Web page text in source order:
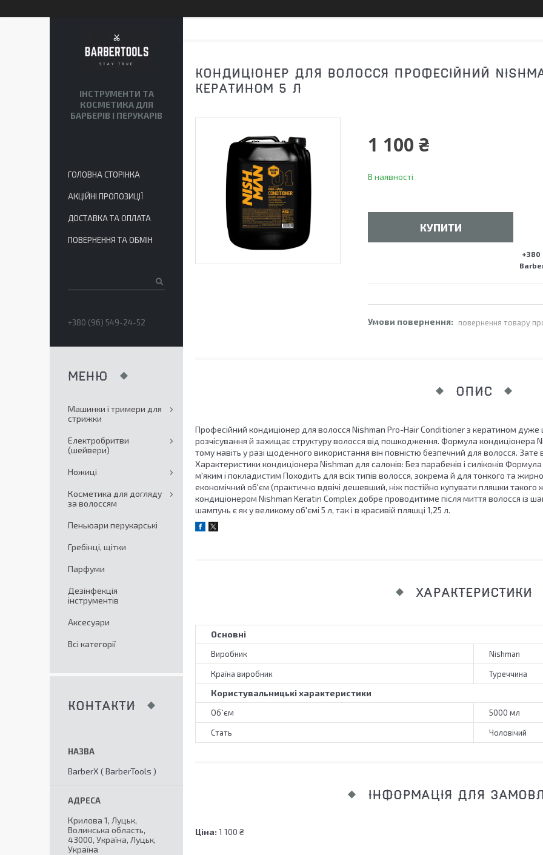
КОНДИЦІОНЕР ДЛЯ ВОЛОССЯ ПРОФЕСІЙНИЙ NISHMAN
КЕРАТИНОМ 5 Л
1 100 ₴
В наявності
КУПИТИ
+380
повернення товару
ОПИС
Професійний кондиціонер для волосся Nishman Pro-Hair Conditioner з кератином
розчісування й захищає структуру волосся від пошкодження. Формула кондиціонера
тому навіть у разі щоденного використання він повністю безпечний для волосся.
Характеристики кондиціонера Nishman для салонів: Без парабенів і силіконів
м'яким і покладистим Походить для всіх типів волосся, зокрема й для тонкого та
економічний об'єм (практично вдвічі дешевший, ніж постійно купувати пляшки
кондиціонером Nishman Keratin Complex добре проводитиме після миття волосся із
шампунь є як у великому об'ємі 5 л, так і в красивій пляшці 1,25 л.
ХАРАКТЕРИСТИКИ
Основні
Виробник Nishman
Країна виробник Туреччина
Користувальницькі характеристики
Об`єм 5000 мл
Стать Чоловічий
ІНФОРМАЦІЯ ДЛЯ
Ціна: 1 100 ₴
ІНСТРУМЕНТИ ТА
КОСМЕТИКА ДЛЯ
БАРБЕРІВ І ПЕРУКАРІВ
ГОЛОВНА СТОРІНКА
АКЦІЙНІ ПРОПОЗИЦІЇ
ДОСТАВКА ТА ОПЛАТА
ПОВЕРНЕННЯ ТА ОБМІН
+380 (96) 549-24-52
Машинки і тримери для
стрижки
Електробритви
(шейвери)
Ножиці
Косметика для догляду
за волоссям
Пеньюари перукарські
Гребінці, щітки
Парфуми
Дезінфекція
інструментів
Аксесуари
Всі категорії
КОНТАКТИ
BarberX ( BarberTools )
Крилова 1, Луцьк,
Волинська область,
43000, Україна, Луцьк,
Україна